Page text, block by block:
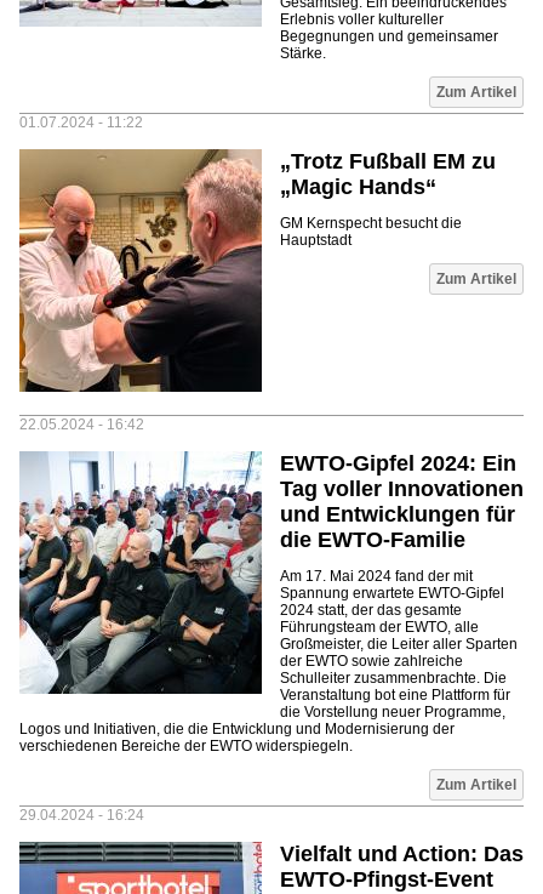
Erlebnis voller kultureller
Begegnungen und gemeinsamer
Stärke.
Zum Artikel
01.07.2024 - 11:22
„Trotz Fußball EM zu
„Magic Hands“
GM Kernspecht besucht die
Hauptstadt
Zum Artikel
22.05.2024 - 16:42
EWTO-Gipfel 2024: Ein
Tag voller Innovationen
und Entwicklungen für
die EWTO-Familie
Am 17. Mai 2024 fand der mit
Spannung erwartete EWTO-Gipfel
2024 statt, der das gesamte
Führungsteam der EWTO, alle
Großmeister, die Leiter aller Sparten
der EWTO sowie zahlreiche
Schulleiter zusammenbrachte. Die
Veranstaltung bot eine Plattform für
die Vorstellung neuer Programme,
Logos und Initiativen, die die Entwicklung und Modernisierung der
verschiedenen Bereiche der EWTO widerspiegeln.
Zum Artikel
29.04.2024 - 16:24
Vielfalt und Action: Das
EWTO-Pfingst-Event